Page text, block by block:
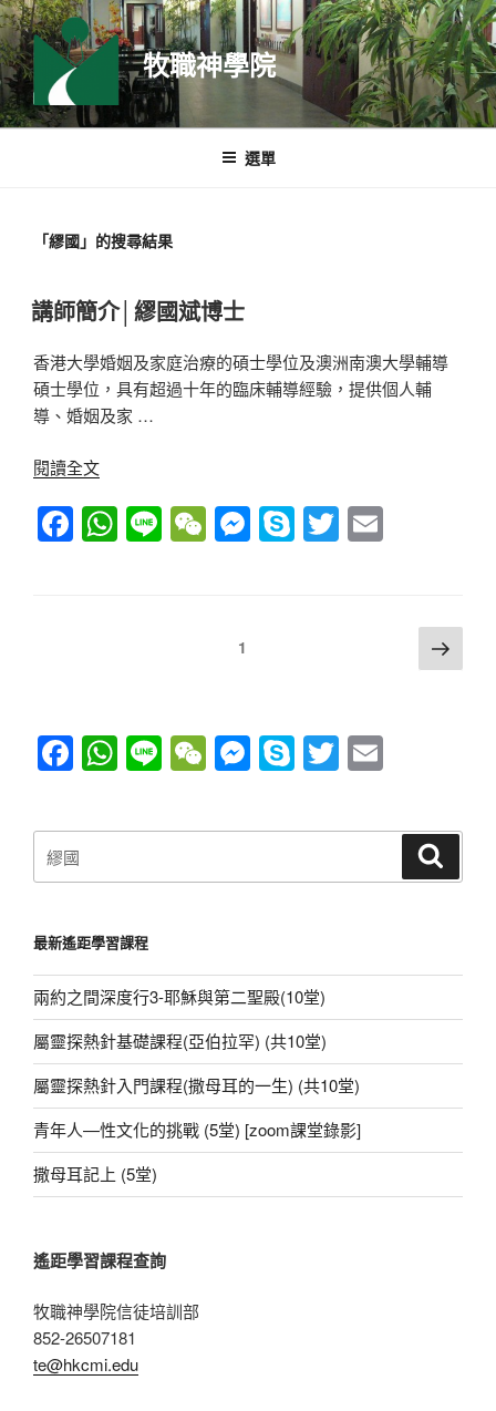
跳
至
主
要
內
牧職神學院
選單
「繆國」的搜尋結果
講師簡介│繆國斌博士
香港大學婚姻及家庭治療的碩士學位及澳洲南澳大學輔導
碩士學位，具有超過十年的臨床輔導經驗，提供個人輔
導、婚姻及家 …
閱讀全文〈講
簡
介
F
a
o
k
W
h
p
Li
n
W
e
M
e
er
S
ky
T
wi
覽
1 下
一
F
a
c
e
b
o
o
k
W
h
at
A
p
p
Li
n
e
W
e
C
at
M
e
ss
n
er
S
ky
p
T
wi
tt ail
尋
字:
最新遙距學習課程
兩約之間深度行3-耶穌與第二聖殿(10堂)
屬靈探熱針基礎課程(亞伯拉罕) (共10堂)
屬靈探熱針入門課程(撒母耳的一生) (共10堂)
青年人—性文化的挑戰 (5堂) [zoom課堂錄影]
撒母耳記上 (5堂)
遙距學習課程查詢
牧職神學院信徒培訓部
852-26507181
te@hkcmi.edu